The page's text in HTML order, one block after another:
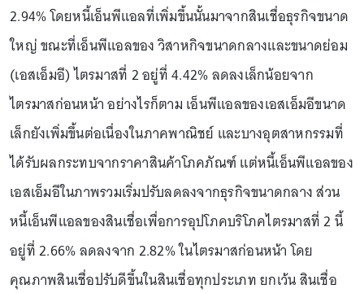
2.94% โดยหนี้เอ็นพีแอลที่เพิ่มขึ้นนั้นมาจากสินเชื่อธุรกิจขนาด
ใหญ่ ขณะที่เอ็นพีแอลของ วิสาหกิจขนาดกลางและขนาดย่อม
(เอสเอ็มอี) ไตรมาสที่ 2 อยู่ที่ 4.42% ลดลงเล็กน้อยจาก
ไตรมาสก่อนหน้า อย่างไรก็ตาม เอ็นพีแอลของเอสเอ็มอีขนาด
เล็กยังเพิ่มขึ้นต่อเนื่องในภาคพาณิชย์ และบางอุตสาหกรรมที่
ได้รับผลกระทบจากราคาสินค้าโภคภัณฑ์ แต่หนี้เอ็นพีแอลของ
เอสเอ็มอีในภาพรวมเริ่มปรับลดลงจากธุรกิจขนาดกลาง ส่วน
หนี้เอ็นพีแอลของสินเชื่อเพื่อการอุปโภคบริโภคไตรมาสที่ 2 นี้
อยู่ที่ 2.66% ลดลงจาก 2.82% ในไตรมาสก่อนหน้า โดย
คุณภาพสินเชื่อปรับดีขึ้นในสินเชื่อทุกประเภท ยกเว้น สินเชื่อ